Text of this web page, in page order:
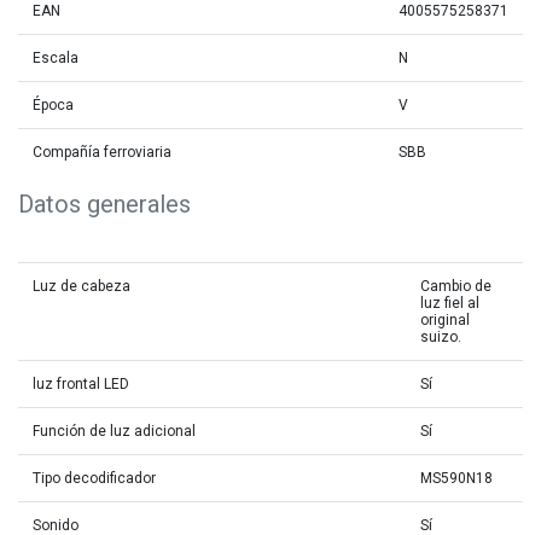
Datos generales
EAN 4005575258371
Escala N
Época V
Compañía ferroviaria SBB
Luz de cabeza
Cambio de
luz fiel al
original
suizo.
luz frontal LED Sí
Función de luz adicional Sí
Tipo decodificador MS590N18
Sonido Sí